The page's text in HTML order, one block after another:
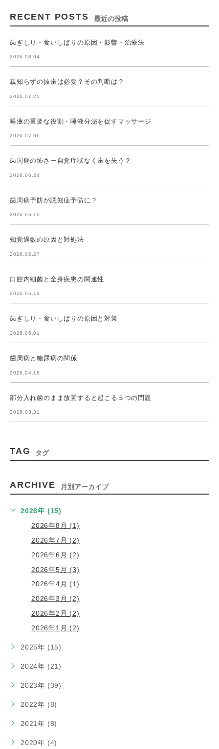
RECENT POSTS 最近の投稿
歯ぎしり・食いしばりの原因・影響・治療法
2026.08.04
親知らずの抜歯は必要？その判断は？
2026.07.21
唾液の重要な役割・唾液分泌を促すマッサージ
2026.07.06
歯周病の怖さー自覚症状なく歯を失う？
2026.06.24
歯周病予防が認知症予防に？
2026.06.10
知覚過敏の原因と対処法
2026.05.27
口腔内細菌と全身疾患の関連性
2026.05.13
歯ぎしり・食いしばりの原因と対策
2026.05.01
歯周病と糖尿病の関係
2026.04.16
部分入れ歯のまま放置すると起こる５つの問題
2026.03.31
TAG タグ
ARCHIVE 月別アーカイブ
2026年 (15)
2026年8月 (1)
2026年7月 (2)
2026年6月 (2)
2026年5月 (3)
2026年4月 (1)
2026年3月 (2)
2026年2月 (2)
2026年1月 (2)
2025年 (15)
2024年 (21)
2023年 (39)
2022年 (8)
2021年 (8)
2020年 (4)